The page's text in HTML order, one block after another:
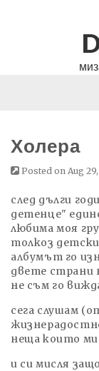
Холера
Posted on Aug
след дълги
детенце"
любима моя
толкоз
албумът го
двете страни
не съм го
сега слушам
неща които
и си мисля